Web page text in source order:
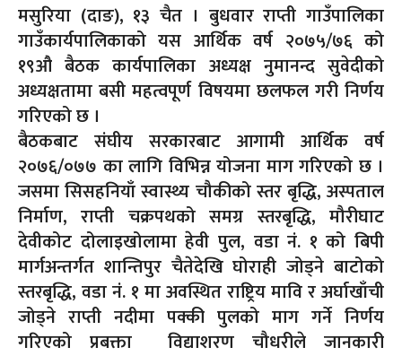
मसुरिया (दाङ), १३ चैत । बुधवार राप्ती गाउँपालिका
गाउँकार्यपालिकाको यस आर्थिक वर्ष २०७५/७६ को
१९औ बैठक कार्यपालिका अध्यक्ष नुमानन्द सुवेदीको
अध्यक्षतामा बसी महत्वपूर्ण विषयमा छलफल गरी निर्णय
गरिएको छ ।
बैठकबाट संघीय सरकारबाट आगामी आर्थिक वर्ष
२०७६/०७७ का लागि विभिन्न योजना माग गरिएको छ ।
जसमा सिसहनियाँ स्वास्थ्य चौकीको स्तर बृद्धि, अस्पताल
निर्माण, राप्ती चक्रपथको समग्र स्तरबृद्धि, मौरीघाट
देवीकोट दोलाइखोलामा हेवी पुल, वडा नं. १ को बिपी
मार्गअन्तर्गत शान्तिपुर चैतेदेखि घोराही जोड्ने बाटोको
स्तरबृद्धि, वडा नं. १ मा अवस्थित राष्ट्रिय मावि र अर्घाखाँची
जोड्ने राप्ती नदीमा पक्की पुलको माग गर्ने निर्णय
गरिएको प्रबक्ता विद्याशरण चौधरीले जानकारी